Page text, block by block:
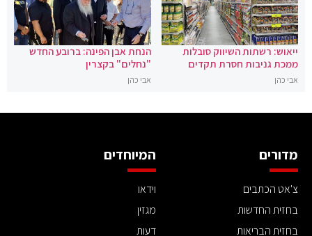
ייאוש: רשתות השיווק סובלות
ממכת גניבות חסרת תקדים
אבי כהן
הנחת אבן הפינה: ברובע החדש
"נחלים" בקצרין
אבי כהן
מדורים
צ'אט הכתבים
בחזית החדשות
בחזית הבריאות
המיוחדים
וידאו
מגזין
דעות